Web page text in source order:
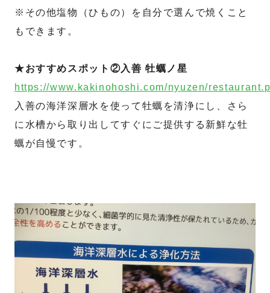
※その他塩物（ひもの）を自分で選んで焼くこと
もできます。
★おすすめスポット②入善 牡蠣ノ星
https://www.kakinohoshi.com/nyuzen/
入善の海洋深層水を使って牡蠣を清浄にし、さら
に水槽から取り出してすぐにご提供する新鮮な牡
蠣が自慢です。